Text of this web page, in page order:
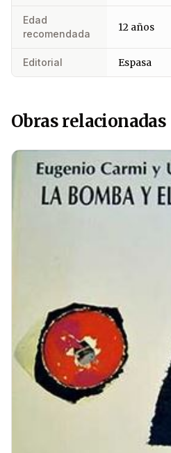
Edad
recomendada
12 años
Editorial Espasa
Obras relacionadas